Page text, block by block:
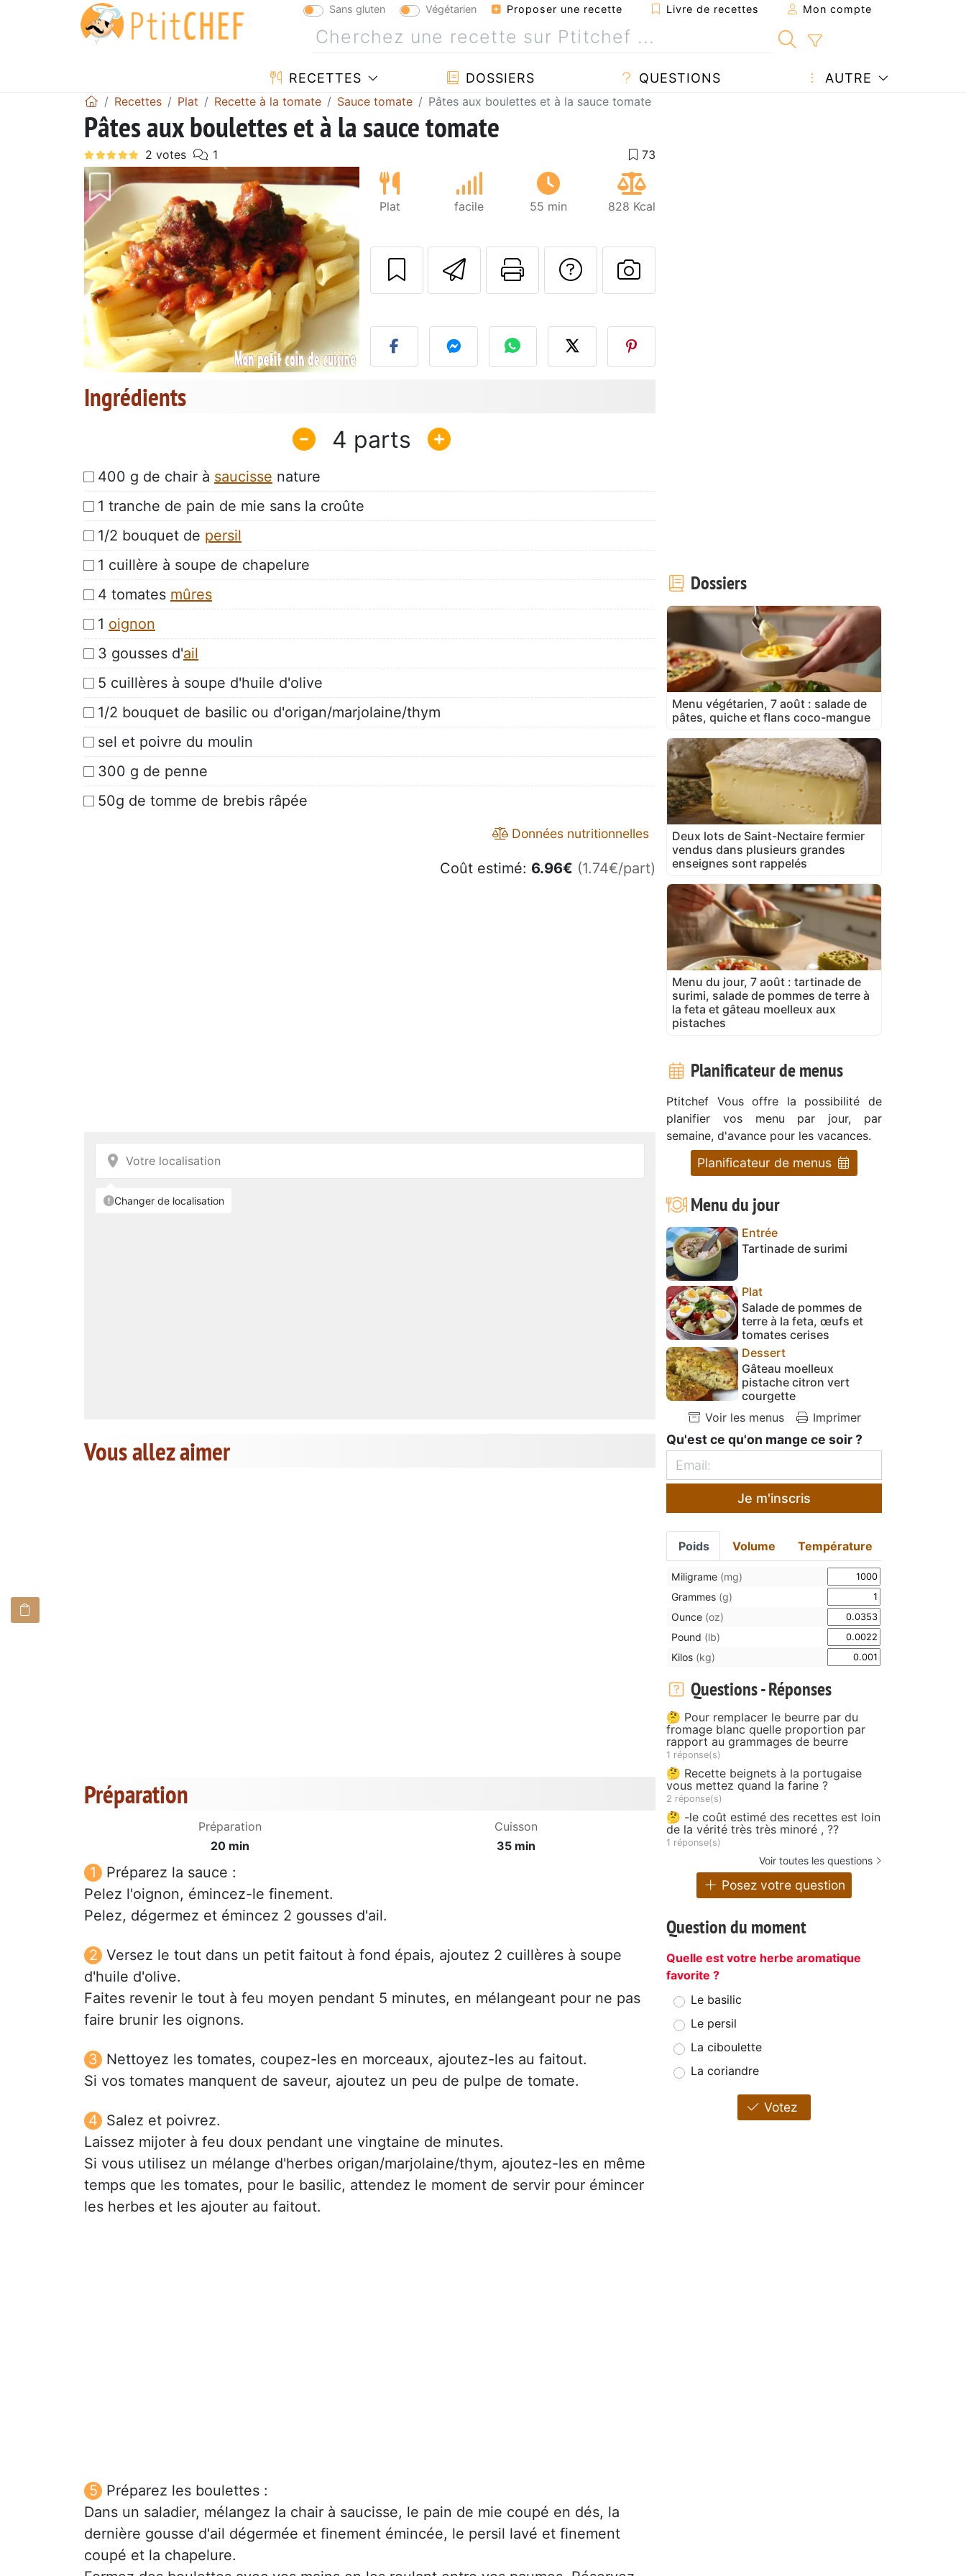
Sans gluten Végétarien Proposer une recette Livre de recettes Mon compte
RECETTES DOSSIERS QUESTIONS AUTRE
Recettes Plat Recette à la tomate Sauce tomate Pâtes aux boulettes et à la sauce tomate
Pâtes aux boulettes et à la sauce tomate
Plat facile 55 min 828 Kcal
Envoyer cette recette à un ami
Imprimer cette page
Poser une question à l'auteur
Publier votre photo de cette
Ingrédients
4
400 g de chair à saucisse nature
1 tranche de pain de mie sans la croûte
1/2 bouquet de persil
1 cuillère à soupe de chapelure
4 tomates mûres
1 oignon
3 gousses d'ail
5 cuillères à soupe d'huile d'olive
1/2 bouquet de basilic ou d'origan/marjolaine/thym
sel et poivre du moulin
300 g de penne
50g de tomme de brebis râpée
Données nutritionnelles
Coût estimé: 6.96€ (1.74€/part)
Vous allez aimer
Préparation
Préparation
20 min
Cuisson
35 min
Préparez la sauce :
Pelez l'oignon, émincez-le finement.
Pelez, dégermez et émincez 2 gousses d'ail.
Versez le tout dans un petit faitout à fond épais, ajoutez 2 cuillères à soupe
d'huile d'olive.
Faites revenir le tout à feu moyen pendant 5 minutes, en mélangeant pour ne pas
faire brunir les oignons.
Nettoyez les tomates, coupez-les en morceaux, ajoutez-les au faitout.
Si vos tomates manquent de saveur, ajoutez un peu de pulpe de tomate.
Salez et poivrez.
Laissez mijoter à feu doux pendant une vingtaine de minutes.
Si vous utilisez un mélange d'herbes origan/marjolaine/thym, ajoutez-les en même
temps que les tomates, pour le basilic, attendez le moment de servir pour émincer
les herbes et les ajouter au faitout.
Préparez les boulettes :
Dans un saladier, mélangez la chair à saucisse, le pain de mie coupé en dés, la
dernière gousse d'ail dégermée et finement émincée, le persil lavé et finement
coupé et la chapelure.
Dossiers
Menu végétarien, 7 août : salade de
pâtes, quiche et flans coco-mangue
Deux lots de Saint-Nectaire fermier
vendus dans plusieurs grandes
enseignes sont rappelés
Menu du jour, 7 août : tartinade de
surimi, salade de pommes de terre à
la feta et gâteau moelleux aux
pistaches
Planificateur de menus
Ptitchef Vous offre la possibilité de
planifier vos menu par jour, par
semaine, d'avance pour les vacances.
Planificateur de menus
Menu du jour
Entrée
Tartinade de surimi
Plat
Salade de pommes de
terre à la feta, œufs et
tomates cerises
Dessert
Gâteau moelleux
pistache citron vert
courgette
Voir les menus
Imprimer
Qu'est ce qu'on mange ce soir ?
Je m'inscris
Poids Volume Température
Miligrame (mg)
Grammes (g)
Ounce (oz)
Pound (lb)
Kilos (kg)
Questions - Réponses
🤔 Pour remplacer le beurre par du
fromage blanc quelle proportion par
rapport au grammages de beurre
1 réponse(s)
🤔 Recette beignets à la portugaise
vous mettez quand la farine ?
2 réponse(s)
🤔 -le coût estimé des recettes est loin
de la vérité très très minoré , ??
1 réponse(s)
Voir toutes les questions
Posez votre question
Question du moment
Quelle est votre herbe aromatique
favorite ?
Le basilic
Le persil
La ciboulette
La coriandre
Votez